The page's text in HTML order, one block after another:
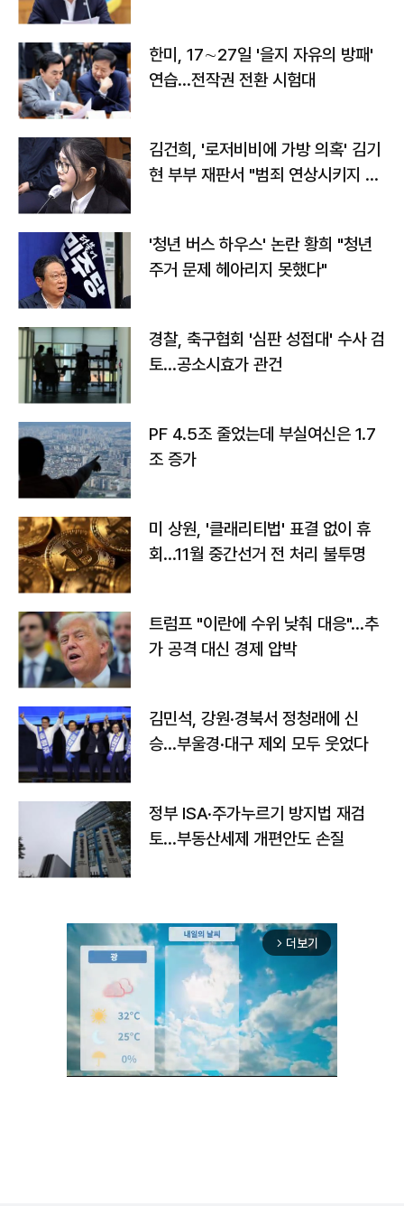
한미, 17∼27일 '을지 자유의 방패'
연습…전작권 전환 시험대
김건희, '로저비비에 가방 의혹' 김기
현 부부 재판서 "범죄 연상시키지 말
'청년 버스 하우스' 논란 황희 "청년
주거 문제 헤아리지 못했다"
경찰, 축구협회 '심판 성접대' 수사 검
토…공소시효가 관건
PF 4.5조 줄었는데 부실여신은 1.7
조 증가
미 상원, '클래리티법' 표결 없이 휴
회…11월 중간선거 전 처리 불투명
트럼프 "이란에 수위 낮춰 대응"…추
가 공격 대신 경제 압박
김민석, 강원·경북서 정청래에 신
승…부울경·대구 제외 모두 웃었다
정부 ISA·주가누르기 방지법 재검
토…부동산세제 개편안도 손질
arrow_forward_ios 더보기